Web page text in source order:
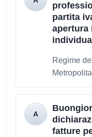
partita
apertura
Regime
fatture